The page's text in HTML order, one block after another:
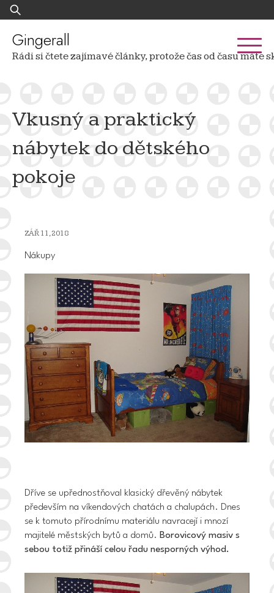
Skip
to
content
Vyhledávání
Gingerall
Rádi si čtete zajímavé články, protože čas od času
Vkusný a praktický
nábytek do dětského
pokoje
ZÁŘ 11, 2018
Nákupy
Dříve se upřednostňoval klasický dřevěný nábytek
především na víkendových chatách a chalupách. Dnes
se k tomuto přírodnímu materiálu navracejí i mnozí
majitelé městských bytů a domů. Borovicový masiv s
sebou totiž přináší celou řadu nesporných výhod.